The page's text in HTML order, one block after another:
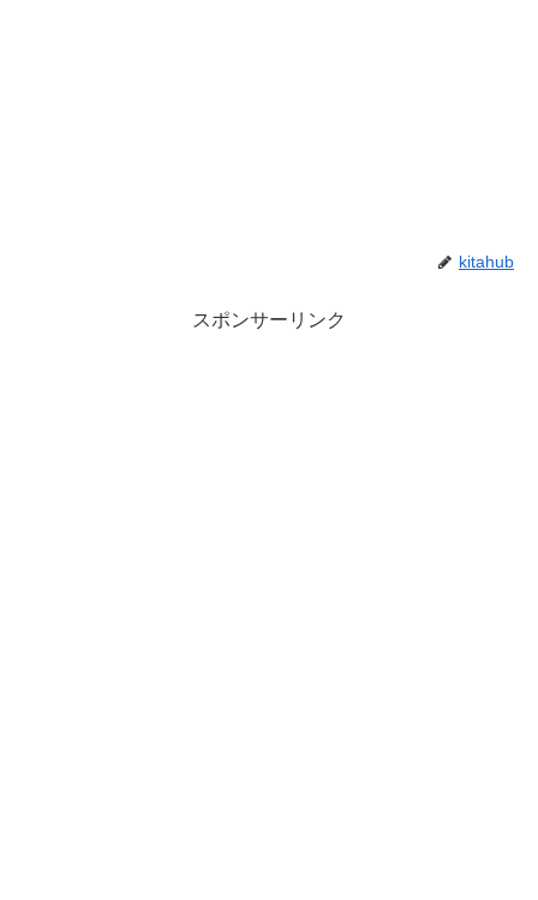
kitahub
スポンサーリンク